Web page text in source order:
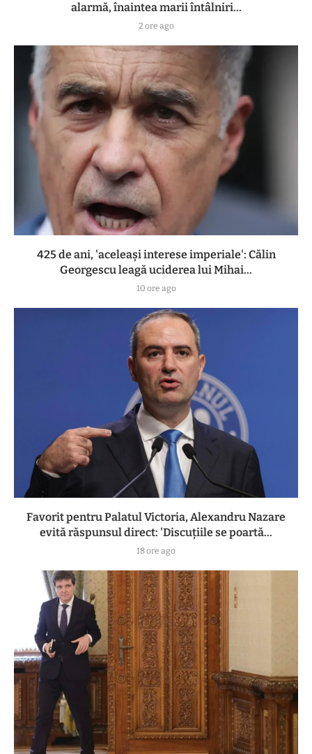
alarmă, înaintea marii întâlniri...
2 ore ago
425 de ani, 'aceleași interese imperiale': Călin
Georgescu leagă uciderea lui Mihai...
10 ore ago
Favorit pentru Palatul Victoria, Alexandru Nazare
evită răspunsul direct: 'Discuțiile se poartă...
18 ore ago